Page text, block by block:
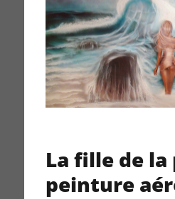
La fille de la
peinture